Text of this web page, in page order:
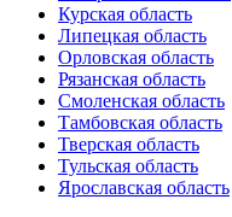
Курская область
Липецкая область
Орловская область
Рязанская область
Смоленская область
Тамбовская область
Тверская область
Тульская область
Ярославская область